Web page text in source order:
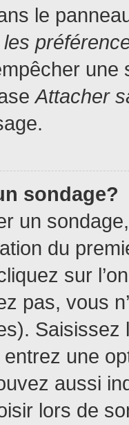
le
une
Attacher
sondage?
un
du
sur
pas, vous
une
aussi
lors de